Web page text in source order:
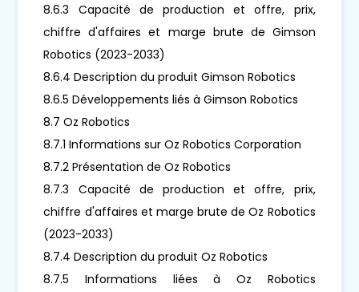
8.6.3 Capacité de production et offre, prix,
chiffre d'affaires et marge brute de Gimson
Robotics (2023-2033)
8.6.4 Description du produit Gimson Robotics
8.6.5 Développements liés à Gimson Robotics
8.7 Oz Robotics
8.7.1 Informations sur Oz Robotics Corporation
8.7.2 Présentation de Oz Robotics
8.7.3 Capacité de production et offre, prix,
chiffre d'affaires et marge brute de Oz Robotics
(2023-2033)
8.7.4 Description du produit Oz Robotics
8.7.5 Informations liées à Oz Robotics